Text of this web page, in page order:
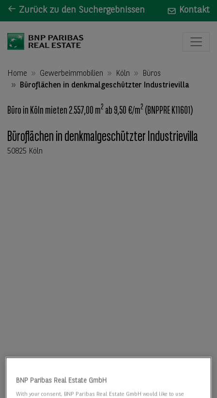
Zurück zu den Suchergebnissen Kontakt
Home Gewerbeimmobilien Köln
Büros
Büroflächen in denkmalgeschützter Industrievilla
Büro in Köln mieten 2.557,00 m2 ab 9,50 €/m2 (BNPPRE K11601)
Büroflächen in denkmalgeschützter Industrievilla
50825 Köln
BNP Paribas Real Estate GmbH
With your consent, BNP Paribas Real Estate GmbH would like to use